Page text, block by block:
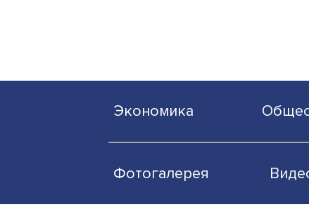
Фотогалерея